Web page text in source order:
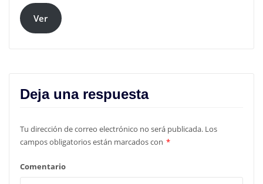
Ver
Deja una respuesta
Tu dirección de correo electrónico no será publicada. Los
campos obligatorios están marcados con *
Comentario